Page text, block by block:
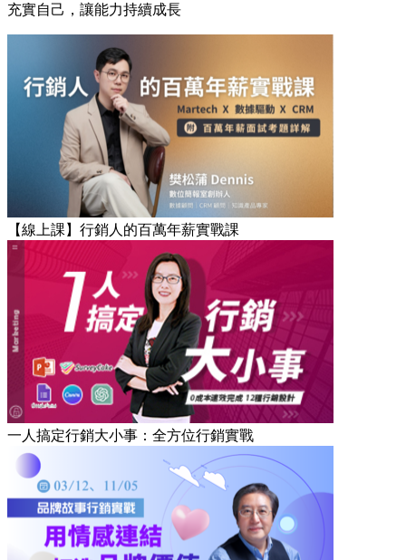
充實自己，讓能力持續成長
【線上課】行銷人的百萬年薪實戰課
一人搞定行銷大小事：全方位行銷實戰